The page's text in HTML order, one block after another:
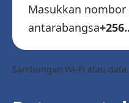
Masukkan
antarabangsa
Sambungan Wi-Fi atau